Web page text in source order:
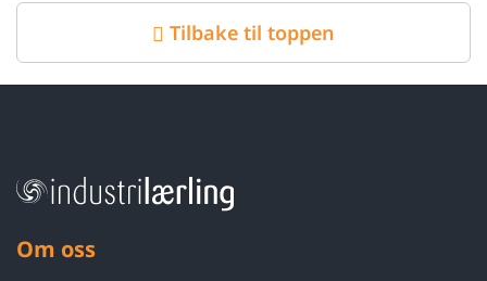
Tilbake til toppen
Om oss